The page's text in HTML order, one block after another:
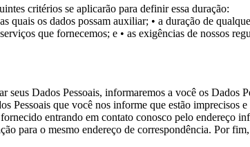
critérios se aplicarão para definir essa duração:
quais os dados possam auxiliar; • a duração de
que fornecemos; e • as exigências de nossos
Dados Pessoais, informaremos a você os Dados
Pessoais que você nos informe que estão imprecisos
entrando em contato conosco pelo endereço
para o mesmo endereço de correspondência. Por